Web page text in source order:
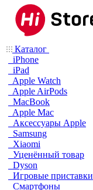
Каталог
iPhone
iPad
Apple Watch
Apple AirPods
MacBook
Apple Mac
Аксессуары Apple
Samsung
Xiaomi
Уценённый товар
Dyson
Игровые приставки
Смартфоны